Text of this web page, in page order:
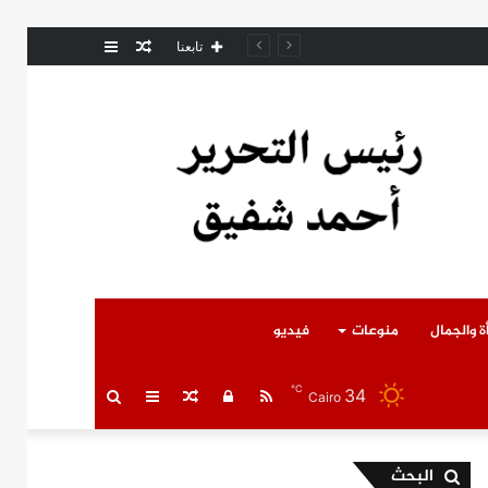
عمودمقال تابعنا
والجمال منوعات فيديو
بحث عمود مقالتسجيل RSS Cairo 34
℃
البحث